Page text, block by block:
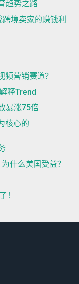
趋势之路
境卖家的赚钱利
频营销赛道？
释Trend
暴涨75倍
核心的
什么美国受益？
！